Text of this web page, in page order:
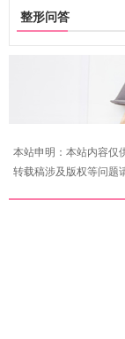
整形问答
本站申明：本站内容仅
转载稿涉及版权等问题